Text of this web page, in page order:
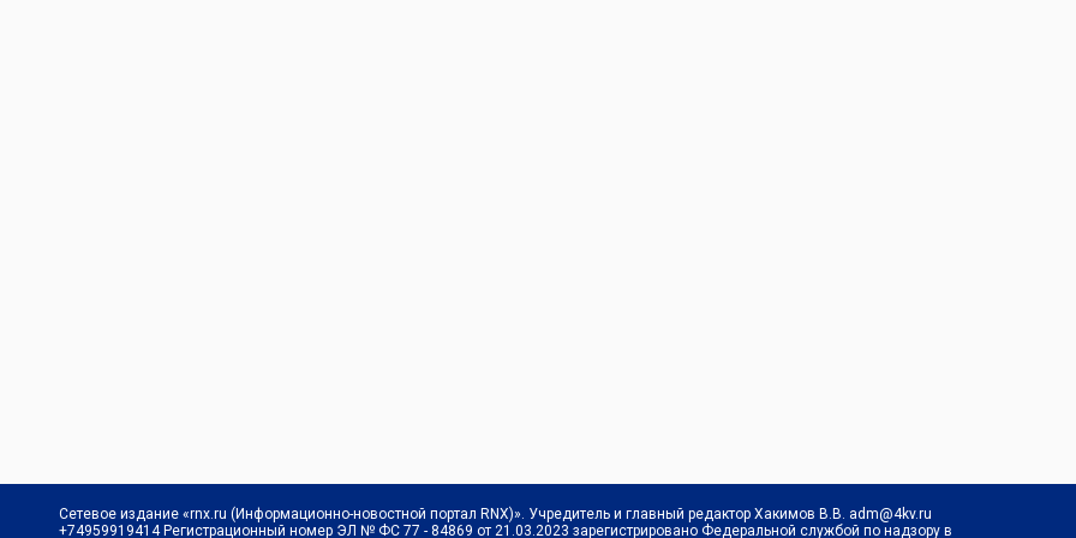
Сетевое издание «rnx.ru (Информационно-новостной портал RNX)». Учредитель и главный редактор Хакимов В.В. adm@4kv.ru
+74959919414 Регистрационный номер ЭЛ № ФС 77 - 84869 от 21.03.2023 зарегистрировано Федеральной службой по надзору в